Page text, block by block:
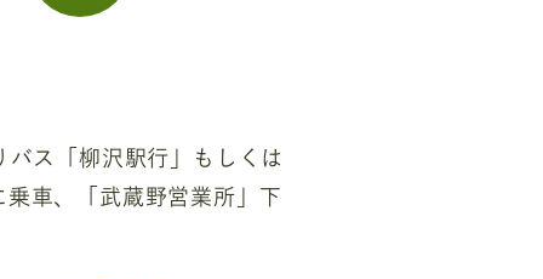
バス「柳沢駅行」もしくは
車、「武蔵野営業所」下